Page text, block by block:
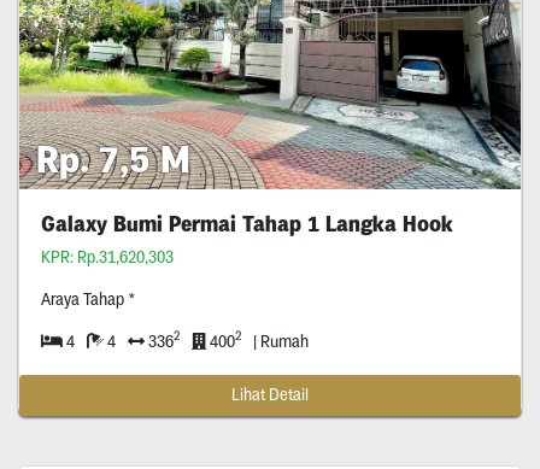
Rp. 7,5 M
Galaxy Bumi Permai Tahap 1 Langka Hook
KPR: Rp.31,620,303
Araya Tahap *
4 4 3362 4002 | Rumah
Lihat Detail